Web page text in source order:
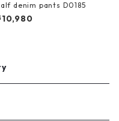
denim pants D0185